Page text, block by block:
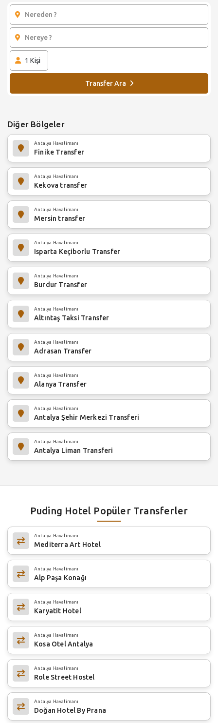
1 Kişi
Transfer Ara
Diğer Bölgeler
Antalya Havalimanı
Finike Transfer
Antalya Havalimanı
Kekova transfer
Antalya Havalimanı
Mersin transfer
Antalya Havalimanı
Isparta Keçiborlu Transfer
Antalya Havalimanı
Burdur Transfer
Antalya Havalimanı
Altıntaş Taksi Transfer
Antalya Havalimanı
Adrasan Transfer
Antalya Havalimanı
Alanya Transfer
Antalya Havalimanı
Antalya Şehir Merkezi Transferi
Antalya Havalimanı
Antalya Liman Transferi
Puding Hotel Popüler Transferler
Antalya Havalimanı
Mediterra Art Hotel
Antalya Havalimanı
Alp Paşa Konağı
Antalya Havalimanı
Karyatit Hotel
Antalya Havalimanı
Kosa Otel Antalya
Antalya Havalimanı
Role Street Hostel
Antalya Havalimanı
Doğan Hotel By Prana